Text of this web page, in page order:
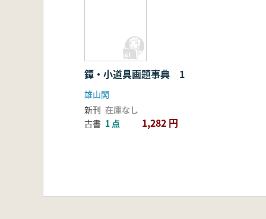
鐔・小道具画題事典 1
雄山閣
新刊 在庫なし
古書 1 点 1,282 円